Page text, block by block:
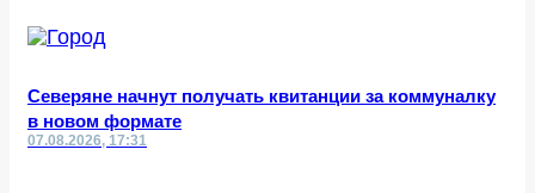
Северяне начнут получать квитанции за коммуналку
в новом формате
07.08.2026, 17:31